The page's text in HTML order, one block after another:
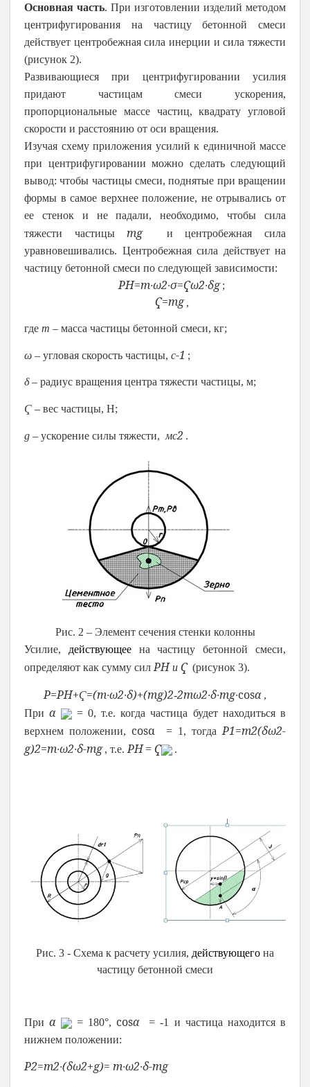
Основная часть. При изготовлении изделий методом
центрифугирования на частицу бетонной смеси
действует центробежная сила инерции и сила тяжести
(рисунок 2).
Развивающиеся при центрифугировании усилия
придают частицам смеси ускорения,
пропорциональные массе частиц, квадрату угловой
скорости и расстоянию от оси вращения.
Изучая схему приложения усилий к единичной массе
при центрифугировании можно сделать следующий
вывод: чтобы частицы смеси, поднятые при вращении
формы в самое верхнее положение, не отрывались от
ее стенок и не падали, необходимо, чтобы сила
тяжести частицы mg
и центробежная сила
уравновешивались. Центробежная сила действует на
частицу бетонной смеси по следующей зависимости:
PH=m∙ω2∙σ=Ҁω2∙δg ;
Ҁ=mg
где m – масса частицы бетонной смеси, кг;
ω – угловая скорость частицы, с-1 ;
δ– радиус вращения центра тяжести частицы, м;
Ҁ – вес частицы, Н;
g – ускорение силы тяжести, мс2 .
Рис. 2 – Элемент сечения стенки колонны
Усилие, действующеена частицу бетонной смеси,
определяют как сумму сил PH и Ҁ (рисунок 3).
P=PH+Ҁ=(m∙ω2∙δ)+(mg)2-2mω2∙δ∙mg∙cosα ,
Приα
= 0, т.е. когда частица будет находиться в
верхнем положении, cosα = 1, тогда P1=m2(δω2-
g)2=m∙ω2∙δ-mg , т.е. PH= Ҁ .
Рис. 3 - Схема к расчету усилия, действующего на
частицу бетонной смеси
Приα = 180°, cosα
= -1 и частица находится в
нижнем положении:
P2=m2∙(δω2+g)= m∙ω2∙δ-mg